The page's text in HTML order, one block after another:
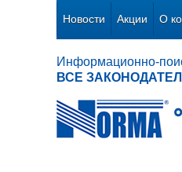
Новости Акции О
Информационно-
ВСЕ